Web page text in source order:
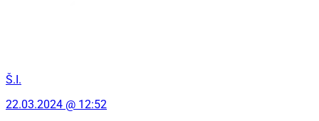
Š.I.
22.03.2024 @ 12:52